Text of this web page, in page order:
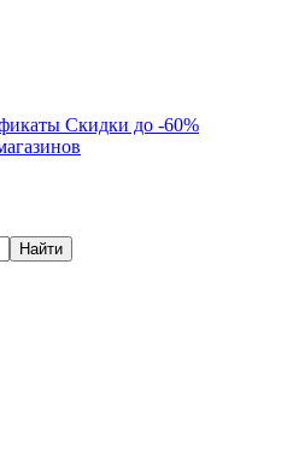
Скидки до -60%
Найти